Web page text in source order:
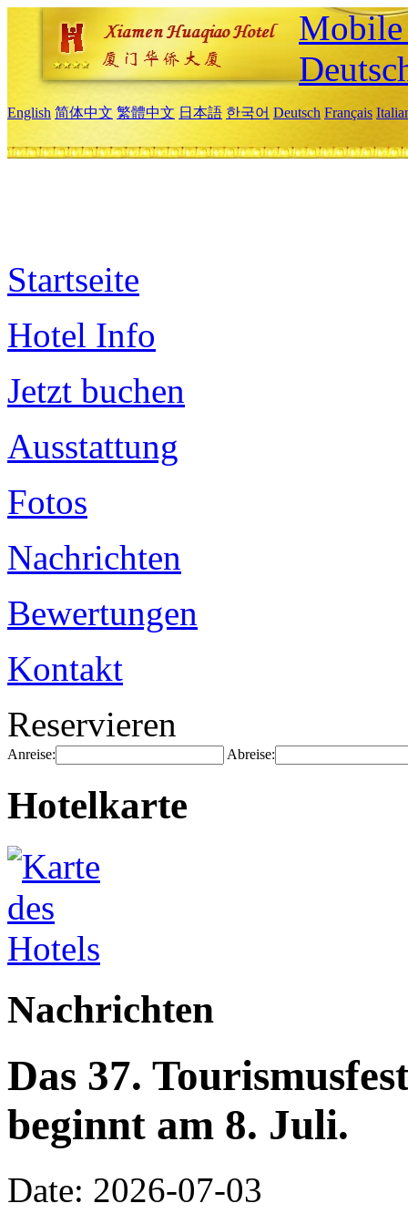
English 简体中文 繁體中文 日本語 한국어 Deutsch Français
Startseite
Hotel Info
Jetzt buchen
Ausstattung
Fotos
Nachrichten
Bewertungen
Kontakt
Reservieren
Anreise: Abreise:
Hotelkarte
Nachrichten
Das 37.
beginnt am 8. Juli.
Date: 2026-07-03